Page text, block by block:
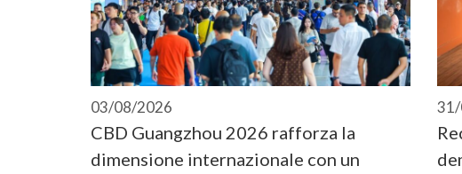
03/08/2026
CBD Guangzhou 2026 rafforza la
dimensione internazionale con un